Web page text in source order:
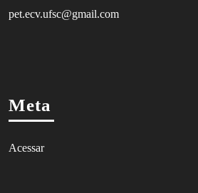
pet.ecv.ufsc@gmail.com
Meta
Acessar